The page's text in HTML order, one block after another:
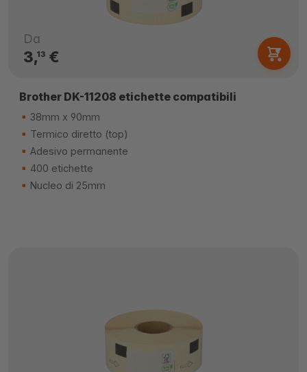
Da
3,13€
Brother DK-11208 etichette compatibili
38mm x 90mm
Termico diretto (top)
Adesivo permanente
400 etichette
Nucleo di 25mm